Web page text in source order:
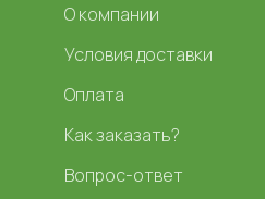
О компании
Условия доставки
Оплата
Как заказать?
Вопрос-ответ